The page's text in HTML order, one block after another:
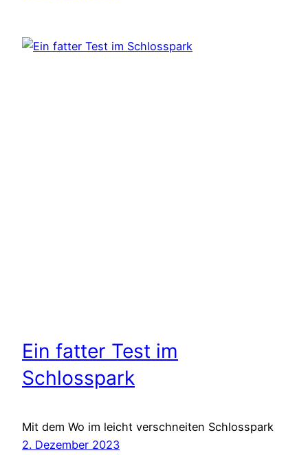
Ein fatter Test im
Schlosspark
Mit dem Wo im leicht verschneiten Schlosspark
2. Dezember 2023